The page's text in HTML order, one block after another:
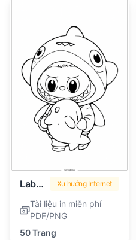
Labubu Xu hướng Internet
Tài liệu in miễn phí
PDF/PNG
50 Trang